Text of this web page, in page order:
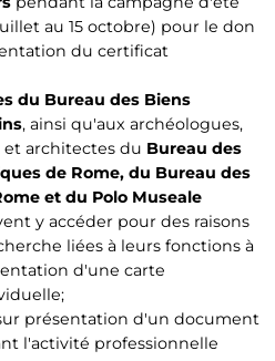
au 15 octobre) pour le don
du certificat
du Bureau des Biens
, ainsi qu'aux archéologues,
architectes du Bureau des
de Rome, du Bureau des
et du Polo Museale
y accéder pour des raisons
liées à leurs fonctions à
d'une carte
présentation d'un document
l'activité professionnelle